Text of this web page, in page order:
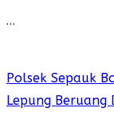
…
Polsek Sepauk
Lepung Beruang